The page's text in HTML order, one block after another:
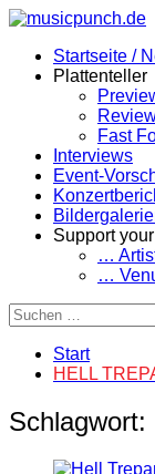
Zum
springenStartseite /
Plattenteller
Fast
Interviews
Event-
Support
…
…
Start
HELL
Schlagwort: